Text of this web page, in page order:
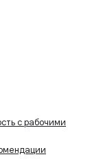
с рабочими